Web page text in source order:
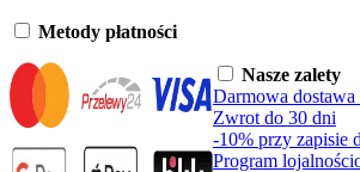
Metody płatności
Nasze zalety
Darmowa dostawa
Zwrot do 30 dni
-10% przy zapisie
Program